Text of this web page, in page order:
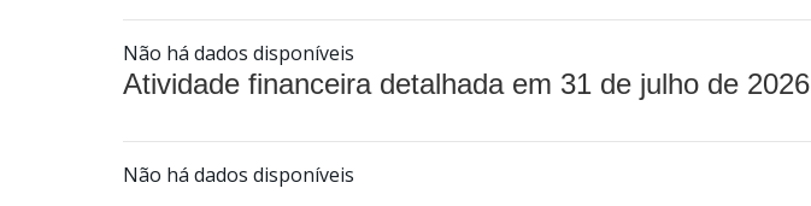
Não há dados disponíveis
Atividade financeira detalhada em 31 de julho de 2026
Não há dados disponíveis